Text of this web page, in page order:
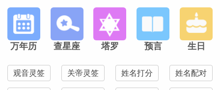
万年历 查星座 塔罗 预言 生日
观音灵签 关帝灵签 姓名打分 姓名配对